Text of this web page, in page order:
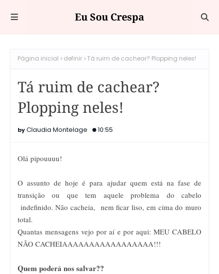
Eu Sou Crespa
Página inicial definir Tá ruim de cachear? Plopping neles!
Tá ruim de cachear?
Plopping neles!
Claudia Montelage 10:55
Olá pipouuuu!
O assunto de hoje é para ajudar quem está na fase de
transição ou que tem aquele problema do cabelo
indefinido. Não cacheia, nem ficar liso, em cima do muro
total.
Quantas mensagens vejo por aí e por aqui: MEU CABELO
NÃO CACHEIAAAAAAAAAAAAAAAAA!!!
Quem poderá nos salvar??